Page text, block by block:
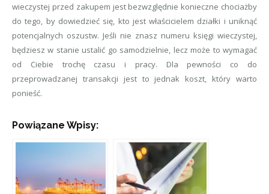
wieczystej przed zakupem jest bezwzględnie konieczne chociażby
do tego, by dowiedzieć się, kto jest właścicielem działki i uniknąć
potencjalnych oszustw. Jeśli nie znasz numeru księgi wieczystej,
będziesz w stanie ustalić go samodzielnie, lecz może to wymagać
od Ciebie trochę czasu i pracy. Dla pewności co do
przeprowadzanej transakcji jest to jednak koszt, który warto
ponieść.
Powiązane Wpisy: